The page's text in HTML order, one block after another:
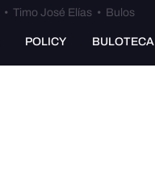
• Timo José Elías• Bulos
POLICY BULOTECA